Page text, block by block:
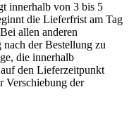
innerhalb von 3 bis 5
die Lieferfrist am Tag
allen anderen
der Bestellung zu
die innerhalb
den Lieferzeitpunkt
Verschiebung der